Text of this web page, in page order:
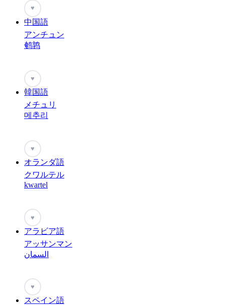
♥
中国語
アンチュン
鹌鹑
♥
韓国語
メチュリ
메추리
♥
オランダ語
クワルテル
kwartel
♥
アラビア語
アッサンマン
السمان
♥
スペイン語